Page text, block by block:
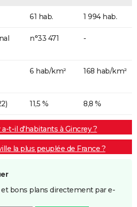
61 hab. 1 994 hab.
n°33 471 -
6 hab/km² 168 hab/km²
11,5 % 8,8 %
t-il d'habitants à Gincrey ?
la plus peuplée de France ?
et bons plans directement par e-